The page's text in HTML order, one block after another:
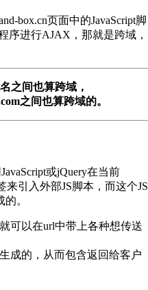
box.cn页面中的JavaScript脚
序进行AJAX，那就是跨域，
之间也算跨域，
之间也算跨域的。
或jQuery在当前
引入外部JS脚本，而这个JS
。
可以在url中带上各种想传送
成的，从而包含返回给客户